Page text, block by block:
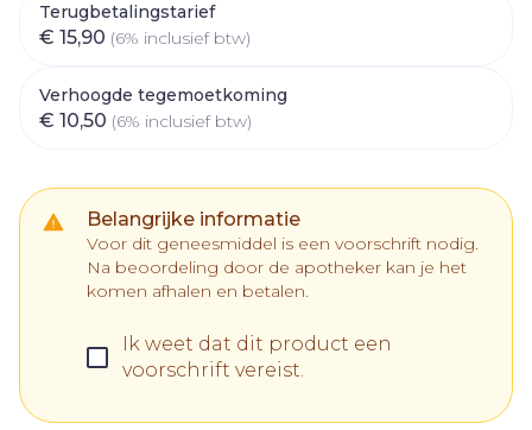
Terugbetalingstarief
€ 15,90 (6% inclusief btw)
Verhoogde tegemoetkoming
€ 10,50 (6% inclusief btw)
Belangrijke informatie
Voor dit geneesmiddel is een voorschrift nodig.
Na beoordeling door de apotheker kan je het
komen afhalen en betalen.
Ik weet dat dit product een
voorschrift vereist.